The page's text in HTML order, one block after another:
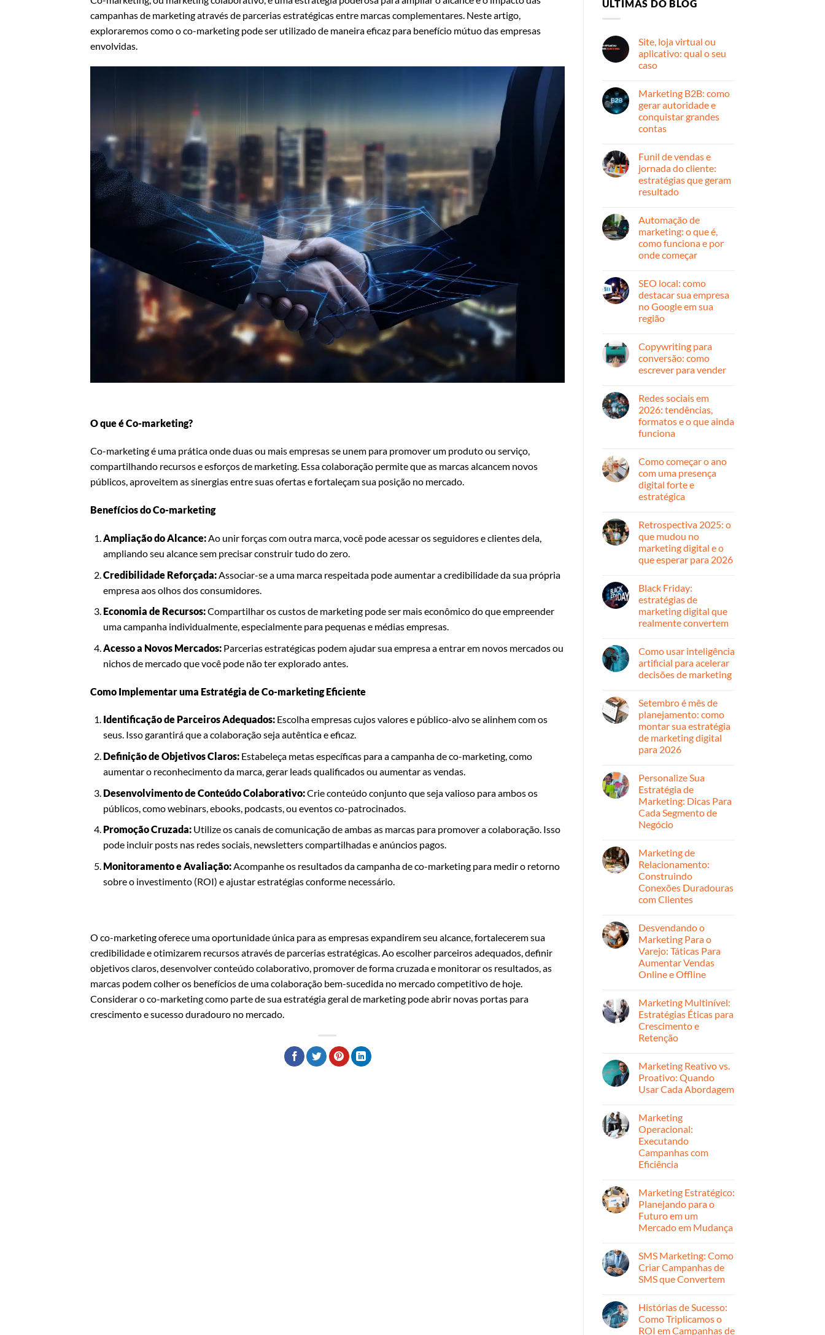
campanhas de marketing através de parcerias estratégicas entre marcas complementares. Neste artigo,
exploraremos como o co-marketing pode ser utilizado de maneira eficaz para benefício mútuo das empresas
envolvidas.
O que é Co-marketing?
Co-marketing é uma prática onde duas ou mais empresas se unem para promover um produto ou serviço,
compartilhando recursos e esforços de marketing. Essa colaboração permite que as marcas alcancem novos
públicos, aproveitem as sinergias entre suas ofertas e fortaleçam sua posição no mercado.
Benefícios do Co-marketing
Ampliação do Alcance:Ao unir forças com outra marca, você pode acessar os seguidores e clientes dela,
ampliando seu alcance sem precisar construir tudo do zero.
Credibilidade Reforçada:Associar-se a uma marca respeitada pode aumentar a credibilidade da sua própria
empresa aos olhos dos consumidores.
Economia de Recursos:Compartilhar os custos de marketing pode ser mais econômico do que empreender
uma campanha individualmente, especialmente para pequenas e médias empresas.
Acesso a Novos Mercados:Parcerias estratégicas podem ajudar sua empresa a entrar em novos mercados ou
nichos de mercado que você pode não ter explorado antes.
Como Implementar uma Estratégia de Co-marketing Eficiente
Identificação de Parceiros Adequados:Escolha empresas cujos valores e público-alvo se alinhem com os
seus. Isso garantirá que a colaboração seja autêntica e eficaz.
Definição de Objetivos Claros:Estabeleça metas específicas para a campanha de co-marketing, como
aumentar o reconhecimento da marca, gerar leads qualificados ou aumentar as vendas.
Desenvolvimento de Conteúdo Colaborativo:Crie conteúdo conjunto que seja valioso para ambos os
públicos, como webinars, ebooks, podcasts, ou eventos co-patrocinados.
Promoção Cruzada:Utilize os canais de comunicação de ambas as marcas para promover a colaboração. Isso
pode incluir posts nas redes sociais, newsletters compartilhadas e anúncios pagos.
Monitoramento e Avaliação:Acompanhe os resultados da campanha de co-marketing para medir o retorno
sobre o investimento (ROI) e ajustar estratégias conforme necessário.
O co-marketing oferece uma oportunidade única para as empresas expandirem seu alcance, fortalecerem sua
credibilidade e otimizarem recursos através de parcerias estratégicas. Ao escolher parceiros adequados, definir
objetivos claros, desenvolver conteúdo colaborativo, promover de forma cruzada e monitorar os resultados, as
marcas podem colher os benefícios de uma colaboração bem-sucedida no mercado competitivo de hoje.
Considerar o co-marketing como parte de sua estratégia geral de marketing pode abrir novas portas para
crescimento e sucesso duradouro no mercado.
ULTIMAS DO BLOG
Site, loja virtual ou
aplicativo: qual o seu
caso
em
loja
virtual
aplicativo:
seu
caso
Marketing B2B: como
gerar autoridade e
conquistar grandes
contas
em
Marketing
B2B:
como
autoridade
grandes
contas
Funil de vendas e
jornada do cliente:
estratégias que geram
resultado
em
de
vendas
jornada
estratégias
que
geram
resultado
Automação de
marketing: o que é,
como funciona e por
onde começar
em
Automação
de
marketing:
que
funciona
por
onde
SEO local: como
destacar sua empresa
no Google em sua
região
em
local:
como
empresa
no
Google
em
sua
região
Copywriting para
conversão: como
escrever para vender
em
Copywriting
para
conversão:
como
escrever
Redes sociais em
2026: tendências,
formatos e o que ainda
funciona
em
sociais
em
2026:
tendências,
o
ainda
funciona
Como começar o ano
com uma presença
digital forte e
estratégica
em
começar
o
com
digital
forte
e
estratégica
Retrospectiva 2025: o
que mudou no
marketing digital e o
que esperar para 2026
em
Retrospectiva
2025:
o
mudou
digital
o
que
2026
Black Friday:
estratégias de
marketing digital que
realmente convertem
em
Black
Friday:
estratégias
digital
que
realmente
convertem
Como usar inteligência
artificial para acelerar
decisões de marketing
em
Como
usar
inteligência
artificial
para
acelerar
marketing
Setembro é mês de
planejamento: como
montar sua estratégia
de marketing digital
para 2026
em
Setembro
é
mês
de
planejamento:
como
estratégia
de
marketing
digital
para
2026
Personalize Sua
Estratégia de
Marketing: Dicas Para
Cada Segmento de
Negócio
em
Personalize
Sua
Estratégia
de
Marketing:
Dicas
Segmento
de
Negócio
Marketing de
Relacionamento:
Construindo
Conexões Duradouras
com Clientes
em
Marketing
de
Relacionamento:
Construindo
Conexões
Duradouras
Desvendando o
Marketing Para o
Varejo: Táticas Para
Aumentar Vendas
Online e Offline
em
Desvendando
o
Marketing
Para
o
Para
Aumentar
Vendas
Online
Marketing Multinível:
Estratégias Éticas para
Crescimento e
Retenção
em
Marketing
Multinível:
Estratégias
Crescimento
e
Retenção
Marketing Reativo vs.
Proativo: Quando
Usar Cada Abordagem
em
Marketing
Reativo
vs.
Proativo:
Quando
Usar
Marketing
Operacional:
Executando
Campanhas com
Eficiência
em
Marketing
Operacional:
Executando
Campanhas
com
Marketing Estratégico:
Planejando para o
Futuro em um
Mercado em Mudança
em
Marketing
Estratégico:
Planejando
Futuro
em
um
Mercado
SMS Marketing: Como
Criar Campanhas de
SMS que Convertem
em
SMS
Marketing:
Como
Histórias de Sucesso:
Como Triplicamos o
ROI em Campanhas de